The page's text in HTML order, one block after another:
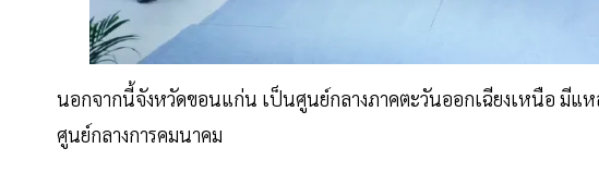
นอกจากนี้จังหวัดขอนแก่น เป็นศูนย์กลางภาคตะวันออกเฉียงเหนือ มีแ
ศูนย์กลางการคมนาคม